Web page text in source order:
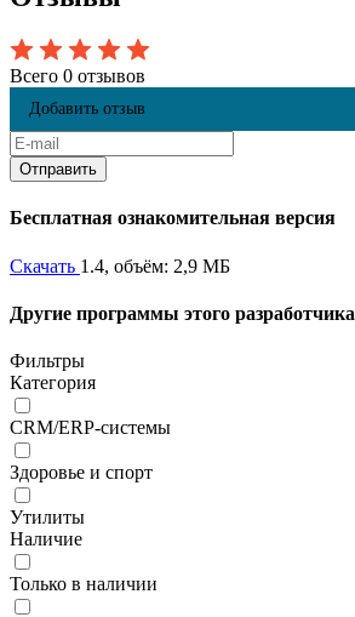
Всего 0 отзывов
Добавить отзыв
Бесплатная ознакомительная версия
Скачать 1.4, объём: 2,9 МБ
Другие программы этого разработчика
Фильтры
Категория
CRM/ERP-системы
Здоровье и спорт
Утилиты
Наличие
Только в наличии